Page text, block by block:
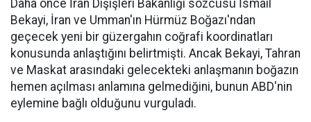
Daha önce İran Dışişleri Bakanlığı sözcüsü İsmail
Bekayi, İran ve Umman'ın Hürmüz Boğazı'ndan
geçecek yeni bir güzergahın coğrafi koordinatları
konusunda anlaştığını belirtmişti. Ancak Bekayi, Tahran
ve Maskat arasındaki gelecekteki anlaşmanın boğazın
hemen açılması anlamına gelmediğini, bunun ABD'nin
eylemine bağlı olduğunu vurguladı.